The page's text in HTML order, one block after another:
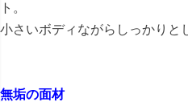
ト。
小さいボディながらしっかりと
無垢の面材